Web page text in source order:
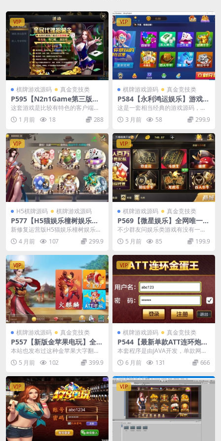
VIP
棋牌游戏源码 真金竞技类
P595【N2n1Game第三版海
盗风棋牌游戏】全套完整源码
v8.0.0.1含android、ios、pc
源码+布署文档+视频教程
这套游戏是比较有特色的客户端
了，有全民代理功能，全局动态比
较绚丽，和第二版一样完...
1 月前 18 288
VIP
棋牌游戏源码 真金竞技类
P584【永利鸿运娱乐】游戏3
套UI+含猫娱乐+纯源码
这是一套相当经典的游戏源码，带
有三套UI，系统带有有智能陪玩机
器人，有控。资源包...
3 月前 58 299.9
VIP
H5棋牌源码 棋牌游戏源码
P577【H5猫娱乐橦树娱乐】2
026最新修复运营版/控制输赢
+全开源无授权+视频教程
新修复运营版H5猫娱乐橦树娱乐
（控制输赢+全开源无授权），该源
码UI设计采用国潮...
4 月前 107 299.9
VIP
棋牌游戏源码 真金竞技类
P569【微星娱乐】全网唯一局
域网完美版虚拟机一键端+搭
不少群友问娱乐类游戏有没有一键
端的，今天它来了，真正全网唯一
的虚拟机一键端 虚拟...
5 月前 85 199.9
VIP
棋牌游戏源码 真金竞技类
P557【新版金苹果电玩】全套
完整组件+完整脚本+安卓苹果
双端+详细视频教程
本站也发布过这种金苹果大字翻牌
机，这次的和上次那款只是客户端
UI界面不同，其它一...
5 月前 102 399.9
VIP
棋牌游戏源码 真金竞技类
P544【最新单款ATT连环炮翻
牌机】JAVA版运营级版本/带
机器人
本套程序是由JAVA开发，单款网络
连网游戏，多种房间，有控带机器
人，有独立代理商...
6 月前 131 666
VIP VIP